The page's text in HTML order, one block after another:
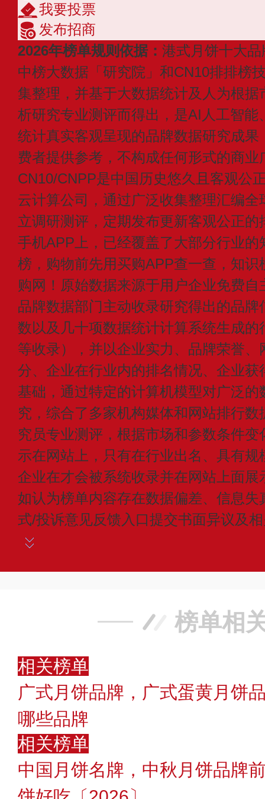
我要投票
发布招商
2026年榜单规则依据： 港式月饼十大
中榜大数据「研究院」和CN10排排榜
集整理，并基于大数据统计及人为根
析研究专业测评而得出，是AI人工智能
统计真实客观呈现的品牌数据研究成
费者提供参考，不构成任何形式的商业
CN10/CNPP是中国历史悠久且客观公
云计算公司，通过广泛收集整理汇编
立调研测评，定期发布更新客观公正
手机APP上，已经覆盖了大部分行业
榜，购物前先用买购APP查一查，知
购网！原始数据来源于用户企业免费
品牌数据部门主动收录研究得出的品
数以及几十项数据统计计算系统生成
等收录），并以企业实力、品牌荣誉
分、企业在行业内的排名情况、企业
基础，通过特定的计算机模型对广泛
究，综合了多家机构媒体和网站排行
究员专业测评，根据市场和参数条件
示在网站上，只有在行业出名、具有
企业在才会被系统收录并在网站上面
如认为榜单内容存在数据偏差、信息
式/投诉意见反馈入口提交书面异议及
榜单相
相关榜单
广式月饼品牌，广式蛋黄月饼
哪些品牌
相关榜单
中国月饼名牌，中秋月饼品牌